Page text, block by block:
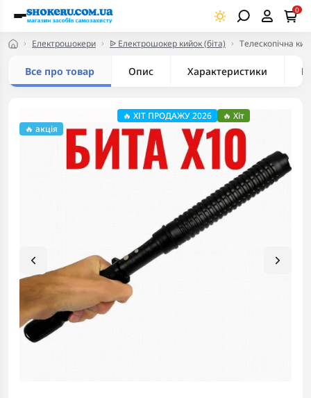
0
Електрошокери ᐉ Електрошокер кийок (біта) Телескопічна
Все про товар Опис Характеристики
🔥 ХІТ ПРОДАЖУ 2026
🔥 Хіт
🔥 акція